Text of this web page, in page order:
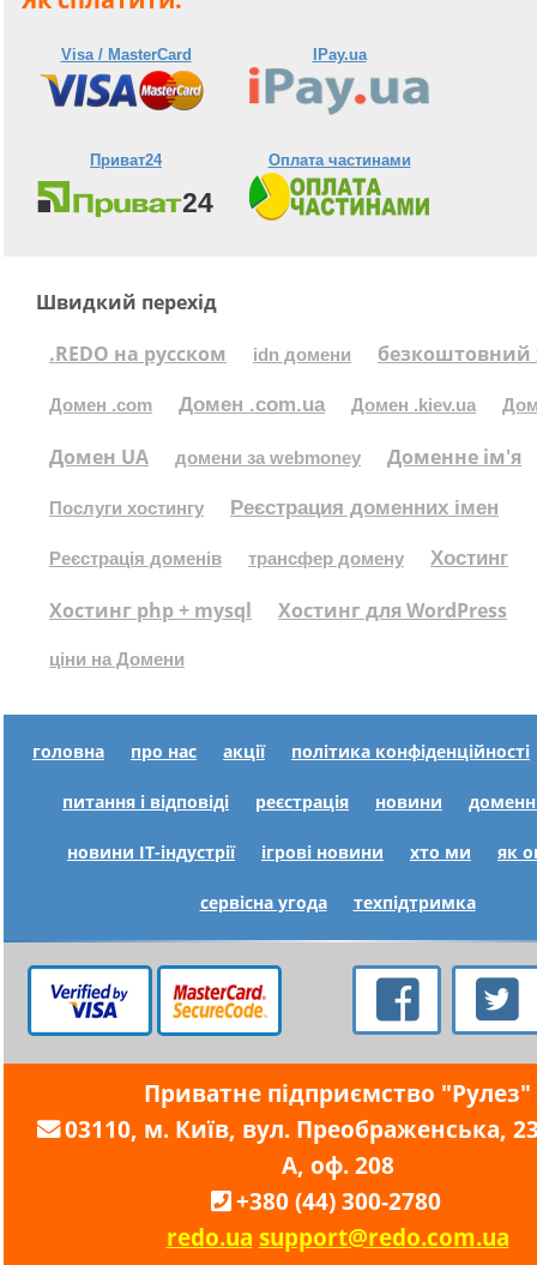
Visa / MasterCard IPay.ua
Приват24 Оплата частинами
Швидкий перехід
.REDO на русском
idn домени безкоштовний
Домен .com Домен .com.ua Домен .kiev.ua
Домен UA домени за webmoney Доменне ім'я
Послуги хостингу Реєстрация доменних імен
Реєстрація доменів трансфер домену Хостинг
Хостинг php + mysql Хостинг для WordPress
ціни на Домени
головна про нас акції політика конфіденційності
питання і відповіді реєстрація новини
новини IT-індустрії ігрові новини хто ми як
сервісна угода техпідтримка
Приватне підприємство "Рулез"
03110, м. Київ, вул. Преображенська,
А, оф. 208
+380 (44) 300-2780
redo.ua support@redo.com.ua